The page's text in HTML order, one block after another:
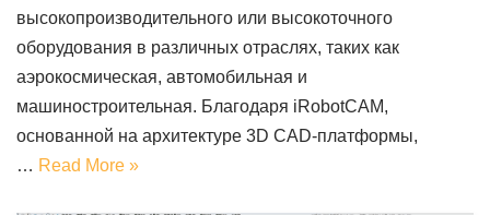
высокопроизводительного или высокоточного
оборудования в различных отраслях, таких как
аэрокосмическая, автомобильная и
машиностроительная. Благодаря iRobotCAM,
основанной на архитектуре 3D CAD-платформы,
… Read More »